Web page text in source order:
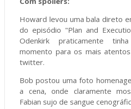
Howard levou uma bala direto
do episódio "Plan and
Odenkirk praticamente
momento para os mais
twitter.
Bob postou uma foto
a cena, onde claramente
Fabian sujo de sangue